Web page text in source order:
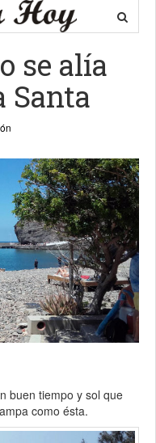
se alía
Santa
buen tiempo y sol que
como ésta.